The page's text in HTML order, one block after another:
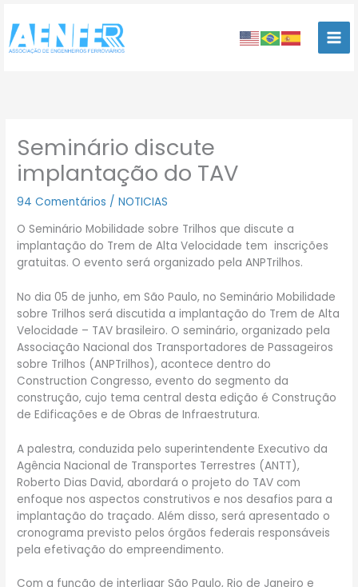
para
conteúdo
Seminário discute
implantação do TAV
94 Comentários /NOTICIAS
O Seminário Mobilidade sobre Trilhos que discute a
implantação do Trem de Alta Velocidade tem inscrições
gratuitas. O evento será organizado pela ANPTrilhos.
No dia 05 de junho, em São Paulo, no Seminário Mobilidade
sobre Trilhos será discutida a implantação do Trem de Alta
Velocidade – TAV brasileiro. O seminário, organizado pela
Associação Nacional dos Transportadores de Passageiros
sobre Trilhos (ANPTrilhos), acontece dentro do
Construction Congresso, evento do segmento da
construção, cujo tema central desta edição é Construção
de Edificações e de Obras de Infraestrutura.
A palestra, conduzida pelo superintendente Executivo da
Agência Nacional de Transportes Terrestres (ANTT),
Roberto Dias David, abordará o projeto do TAV com
enfoque nos aspectos construtivos e nos desafios para a
implantação do traçado. Além disso, será apresentado o
cronograma previsto pelos órgãos federais responsáveis
pela efetivação do empreendimento.
Com a função de interligar São Paulo, Rio de Janeiro e